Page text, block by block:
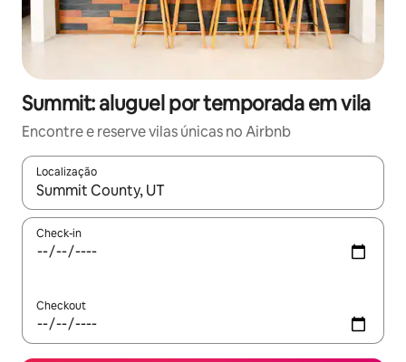
Summit: aluguel por temporada em vila
Encontre e reserve vilas únicas no Airbnb
Localização
Quando os resultados estiverem disponíveis, explore-os
Check-in
Checkout